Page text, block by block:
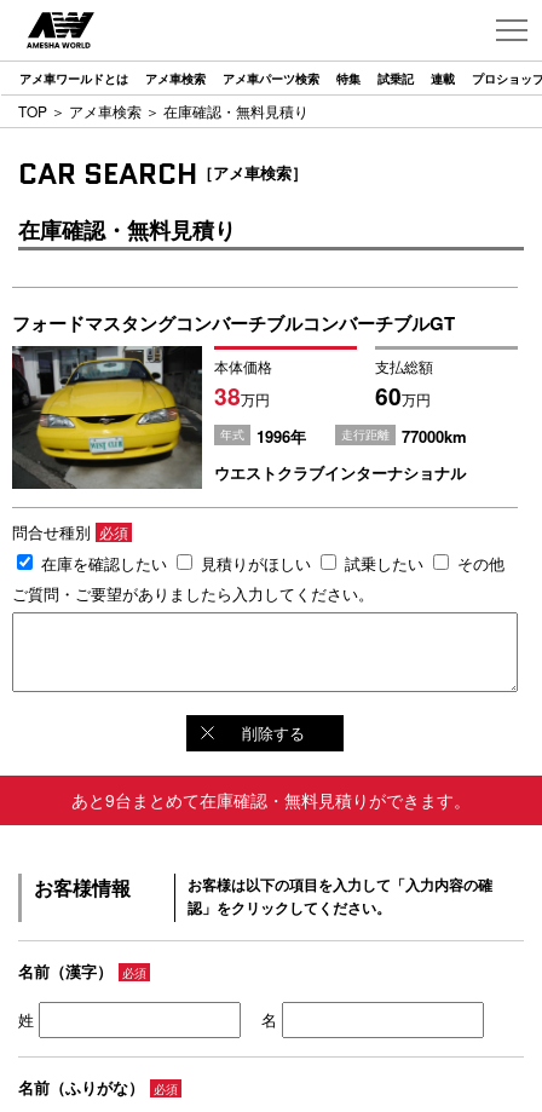
アメ車ワールドとは アメ車検索 アメ車パーツ検索 特集 試乗記 連載 プロショッ
TOP ＞ アメ車検索 ＞ 在庫確認・無料見積り
CAR SEARCH ［アメ車検索］
在庫確認・無料見積り
フォードマスタングコンバーチブルコンバーチブルGT
本体価格
38万円
支払総額
60万円
年式 1996年 走行距離
77000km
ウエストクラブインターナショナル
問合せ種別 必須
在庫を確認したい 見積りがほしい 試乗したい
その他
ご質問・ご要望がありましたら入力してください。
削除する
あと9台まとめて在庫確認・無料見積りができます。
お客様情報
お客様は以下の項目を入力して「入力内容の確
認」をクリックしてください。
名前（漢字） 必須
姓 名
名前（ふりがな） 必須